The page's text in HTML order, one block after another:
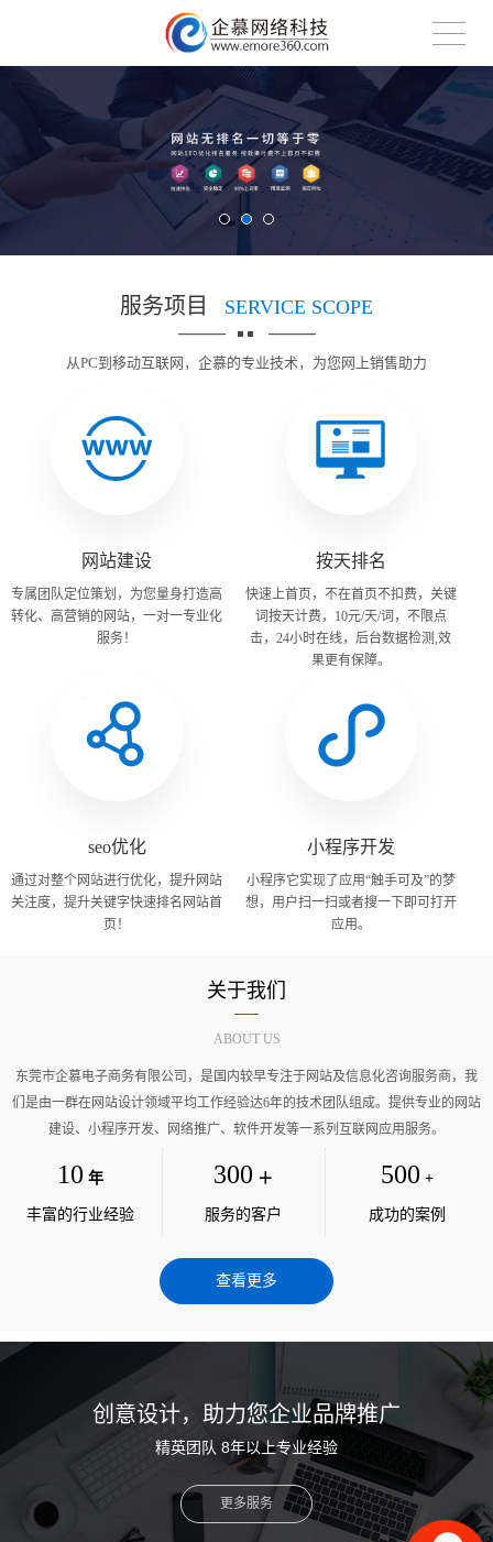
服务项目 SERVICE SCOPE
从PC到移动互联网，企慕的专业技术，为您网上销售助力
网站建设
专属团队定位策划，为您量身打造高
转化、高营销的网站，一对一专业化
服务！
按天排名
快速上首页，不在首页不扣费，关键
词按天计费，10元/天/词，不限点
击，24小时在线，后台数据检测,效
果更有保障。
seo优化
通过对整个网站进行优化，提升网站
关注度，提升关键字快速排名网站首
页！
小程序开发
小程序它实现了应用“触手可及”的梦
想，用户扫一扫或者搜一下即可打开
应用。
关于我们
ABOUT US
东莞市企慕电子商务有限公司，是国内较早专注于网站及信息化咨询服务商，我
们是由一群在网站设计领域平均工作经验达6年的技术团队组成。提供专业的网站
建设、小程序开发、网络推广、软件开发等一系列互联网应用服务。
10 年
丰富的行业经验
300 ＋
服务的客户
500 +
成功的案例
查看更多
创意设计，助力您企业品牌推广
精英团队 8年以上专业经验
更多服务